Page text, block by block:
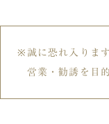
誠に恐れ入りま
営業・勧誘を目